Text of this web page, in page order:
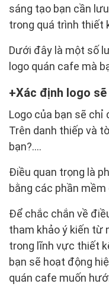
sáng tạo bạn cần
trong quá trình thiết
Dưới đây là một số
logo quán cafe mà
Xác định logo
Logo của bạn sẽ
Trên danh thiếp và
bạn?....
Điều quan trọng là
bằng các phần
Để chắc chắn về
tham khảo ý kiến ​​từ
trong lĩnh vực thiết
bạn sẽ hoạt động
quán cafe muốn